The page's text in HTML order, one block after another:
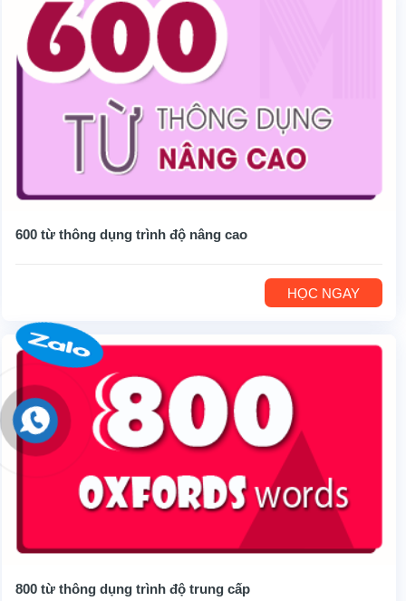
600 từ thông dụng trình độ nâng cao
HỌC NGAY
800 từ thông dụng trình độ trung cấp